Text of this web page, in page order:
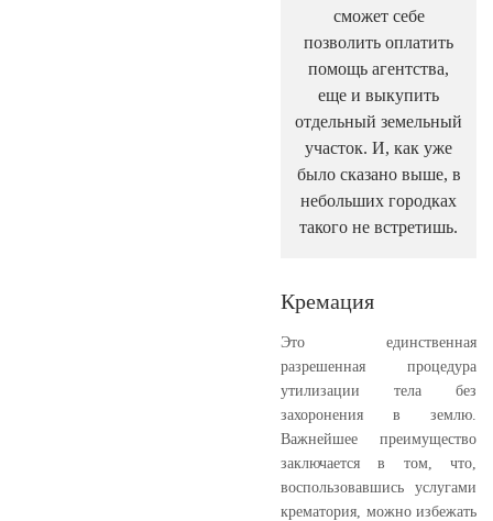
сможет себе
позволить оплатить
помощь агентства,
еще и выкупить
отдельный земельный
участок. И, как уже
было сказано выше, в
небольших городках
такого не встретишь.
Кремация
Это единственная
разрешенная процедура
утилизации тела без
захоронения в землю.
Важнейшее преимущество
заключается в том, что,
воспользовавшись услугами
крематория, можно избежать